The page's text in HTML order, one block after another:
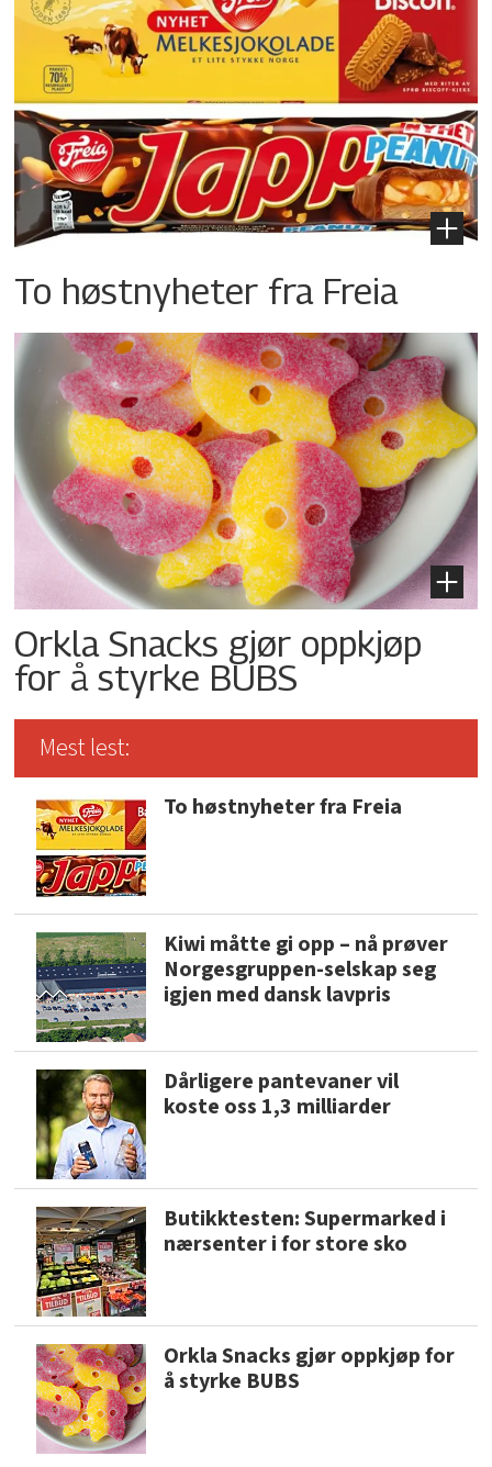
To høstnyheter fra Freia
Orkla Snacks gjør oppkjøp
for å styrke BUBS
Mest lest:
To høstnyheter fra Freia
Kiwi måtte gi opp – nå prøver
Norgesgruppen-selskap seg
igjen med dansk lavpris
Dårligere pantevaner vil
koste oss 1,3 milliarder
Butikktesten: Supermarked i
nærsenter i for store sko
Orkla Snacks gjør oppkjøp for
å styrke BUBS